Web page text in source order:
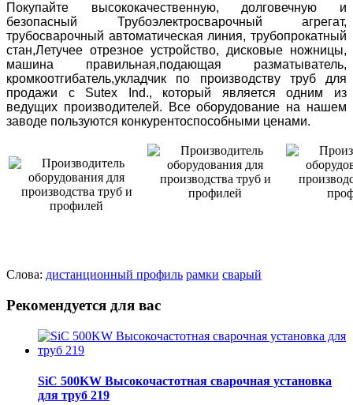
Покупайте высококачественную, долговечную и
безопасный Трубоэлектросварочный агрегат,
трубосварочный автоматическая линия, трубопрокатный
стан,Летучее отрезное устройство, дисковые ножницы,
машина правильная,подающая разматыватель,
кромкоотгибатель,укладчик по производству труб для
продажи с Sutex Ind., который является одним из
ведущих производителей. Все оборудование на нашем
заводе пользуются конкурентоспособными ценами.
Слова: дистанционный профиль рамки сварый
Рекомендуется для вас
SiC 500KW Высокочастотная сварочная установка
для труб 219